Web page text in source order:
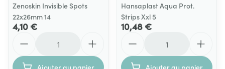
Zenoskin Invisible Spots
22x26mm 14
4,10 €
Ajouter au panier
Hansaplast Aqua Prot.
Strips Xxl 5
10,48 €
Ajouter au panier